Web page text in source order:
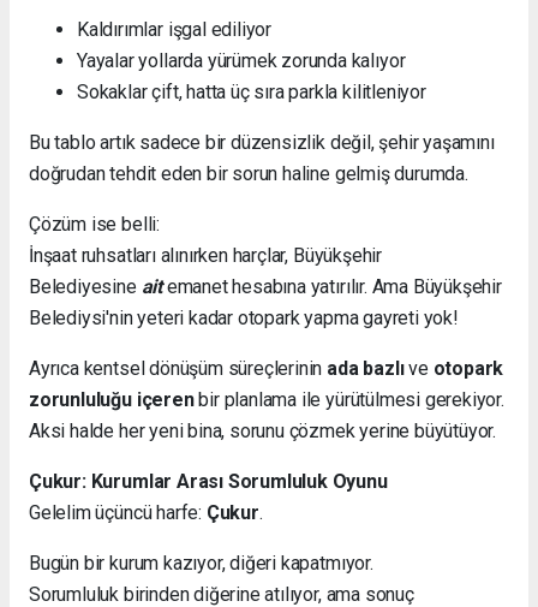
Kaldırımlar işgal ediliyor
Yayalar yollarda yürümek zorunda kalıyor
Sokaklar çift, hatta üç sıra parkla kilitleniyor
Bu tablo artık sadece bir düzensizlik değil, şehir yaşamını
doğrudan tehdit eden bir sorun haline gelmiş durumda.
Çözüm ise belli:
İnşaat ruhsatları alınırken harçlar, Büyükşehir
Belediyesine aitemanet hesabına yatırılır. Ama Büyükşehir
Belediysi'nin yeteri kadar otopark yapma gayreti yok!
Ayrıca kentsel dönüşüm süreçlerinin ada bazlıve otopark
zorunluluğu içerenbir planlama ile yürütülmesi gerekiyor.
Aksi halde her yeni bina, sorunu çözmek yerine büyütüyor.
Çukur: Kurumlar Arası Sorumluluk Oyunu
Gelelim üçüncü harfe: Çukur.
Bugün bir kurum kazıyor, diğeri kapatmıyor.
Sorumluluk birinden diğerine atılıyor, ama sonuç